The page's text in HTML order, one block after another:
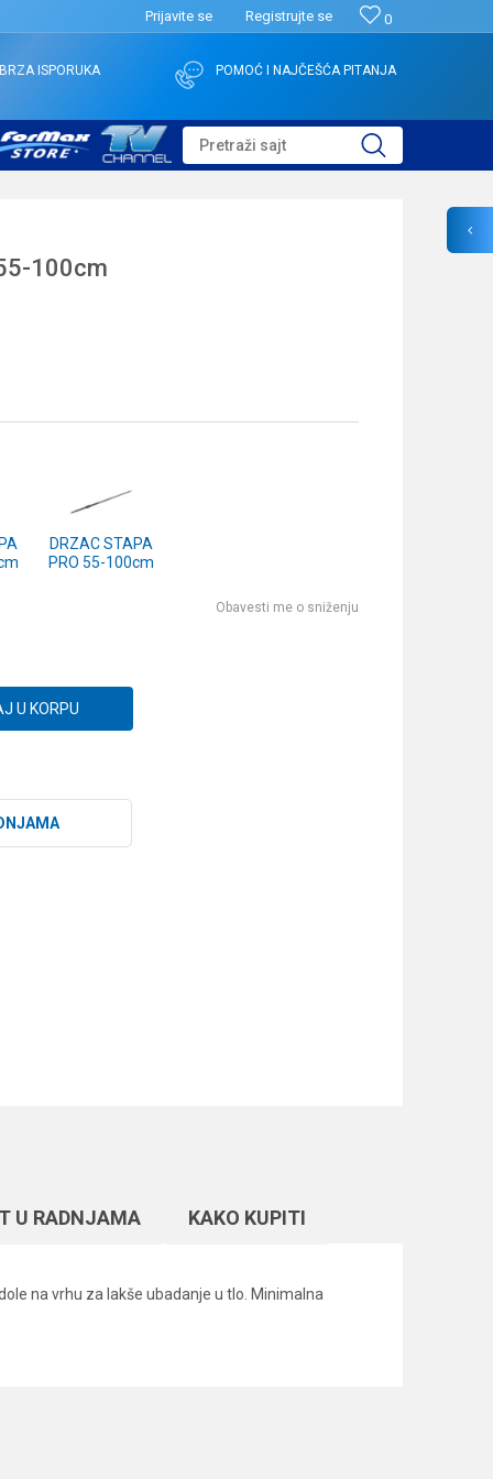
0
Prijavite se Registrujte se
BRZA ISPORUKA POMOĆ I NAJČEŠĆA PITANJA
Pretraži sajt
100cm
DRZAC STAPA
PRO 55-100cm
Obavesti me o sniženju
U KORPU
U RADNJAMA KAKO KUPITI
na vrhu za lakše ubadanje u tlo. Minimalna